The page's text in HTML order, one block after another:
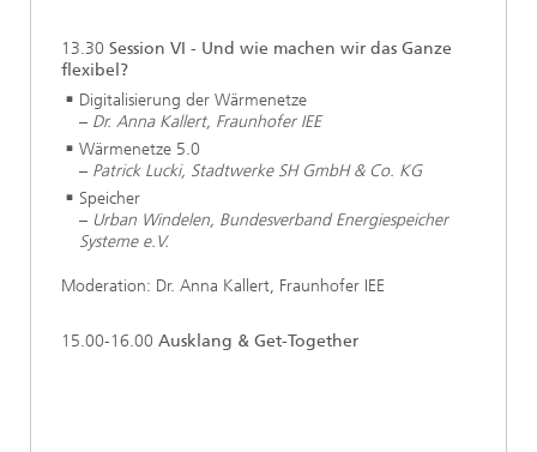
13.30 Session VI - Und wie machen wir das Ganze
flexibel?
Digitalisierung der Wärmenetze
– Dr. Anna Kallert, Fraunhofer IEE
Wärmenetze 5.0
– Patrick Lucki, Stadtwerke SH GmbH & Co. KG
Speicher
– Urban Windelen, Bundesverband Energiespeicher
Systeme e.V.
Moderation: Dr. Anna Kallert, Fraunhofer IEE
15.00-16.00 Ausklang & Get-Together